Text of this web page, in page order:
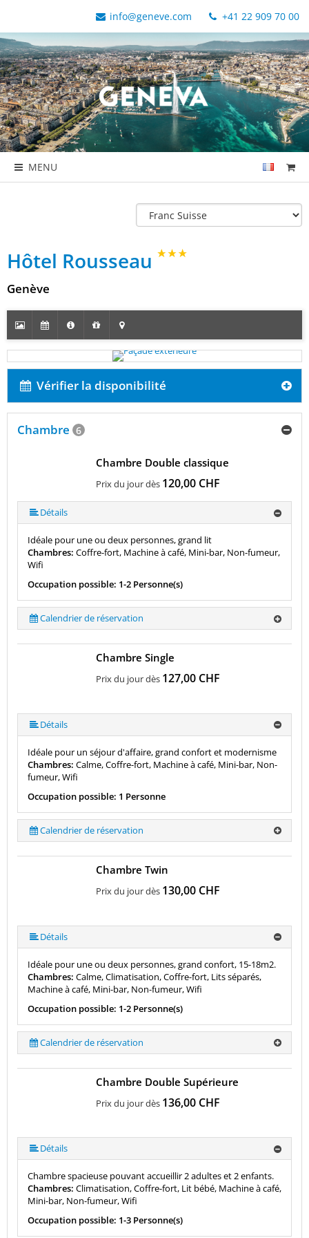
info@geneve.com +41 22 909 70 00
MENU
Hôtel Rousseau
Genève
Vérifier la disponibilité
Chambre 6
Chambre Double classique
Prix du jour dès 120,00 CHF
Détails
Idéale pour une ou deux personnes, grand lit
Chambres: Coffre-fort, Machine à café, Mini-bar, Non-fumeur,
Wifi
Occupation possible: 1-2 Personne(s)
Calendrier de réservation
Chambre Single
Prix du jour dès 127,00 CHF
Détails
Idéale pour un séjour d'affaire, grand confort et modernisme
Chambres: Calme, Coffre-fort, Machine à café, Mini-bar, Non-
fumeur, Wifi
Occupation possible: 1 Personne
Calendrier de réservation
Chambre Twin
Prix du jour dès 130,00 CHF
Détails
Idéale pour une ou deux personnes, grand confort, 15-18m2.
Chambres: Calme, Climatisation, Coffre-fort, Lits séparés,
Machine à café, Mini-bar, Non-fumeur, Wifi
Occupation possible: 1-2 Personne(s)
Calendrier de réservation
Chambre Double Supérieure
Prix du jour dès 136,00 CHF
Détails
Chambre spacieuse pouvant accueillir 2 adultes et 2 enfants.
Chambres: Climatisation, Coffre-fort, Lit bébé, Machine à café,
Mini-bar, Non-fumeur, Wifi
Occupation possible: 1-3 Personne(s)